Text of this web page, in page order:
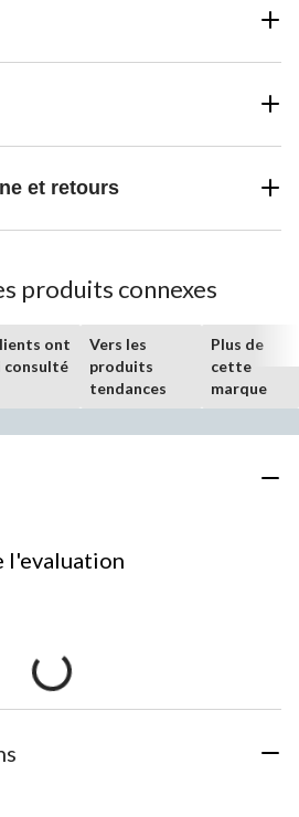
et retours
produits connexes
ont
consulté
Vers les
produits
tendances
Plus de
cette
marque
l'evaluation